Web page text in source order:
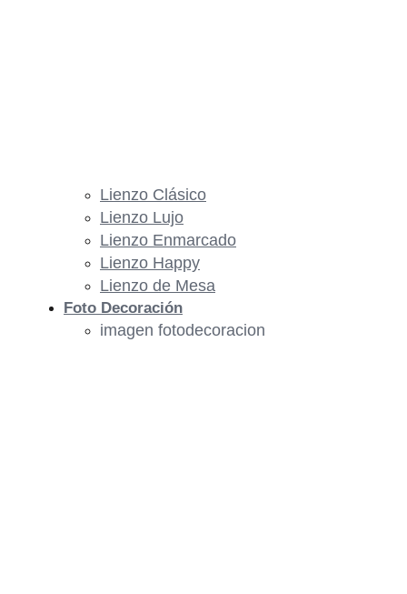
Lienzo Clásico
Lienzo Lujo
Lienzo Enmarcado
Lienzo Happy
Lienzo de Mesa
Foto Decoración
imagen fotodecoracion